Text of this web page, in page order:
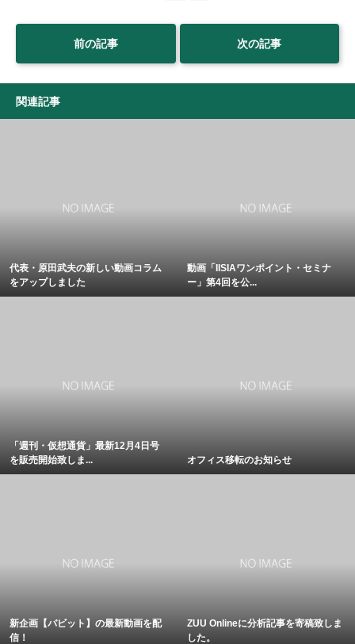
前の記事 次の記事
関連記事
代表・原田武夫の新しい動画コラム
をアップしました
動画「IISIAワンポイント・セミナ
ー」第4回を公...
「週刊・仮想通貨」最新12月4日号
を販売開始致しま...
オフィス移転のお知らせ
新企画【バビット】の最新動画を配
信！
ZUU Onlineに分析記事を寄稿致しま
した。